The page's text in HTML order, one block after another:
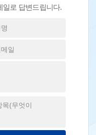
일로 답변드립니다.